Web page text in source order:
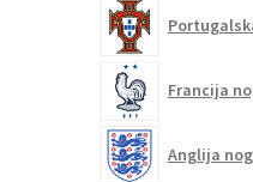
Francija
Anglija